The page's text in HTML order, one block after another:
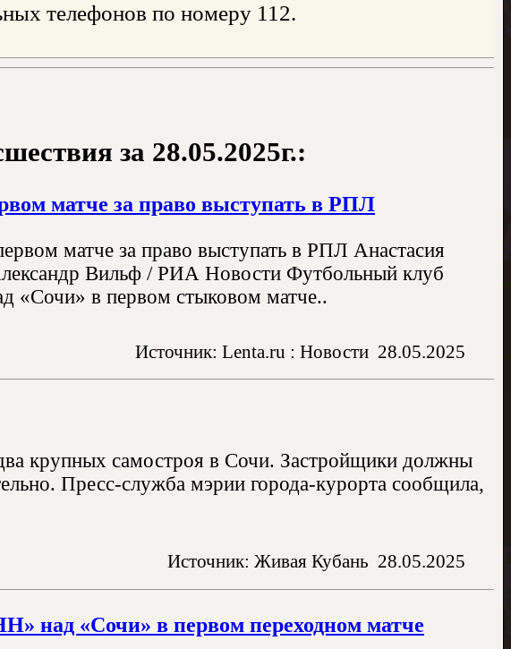
телефонов по номеру 112.
за 28.05.2025г.:
матче за право выступать в РПЛ
матче за право выступать в РПЛ Анастасия
Вильф / РИА Новости Футбольный клуб
«Сочи» в первом стыковом матче..
Источник: Lenta.ru : Новости 28.05.2025
крупных самостроя в Сочи. Застройщики должны
Пресс-служба мэрии города-курорта сообщила,
Источник: Живая Кубань 28.05.2025
над «Сочи» в первом переходном матче